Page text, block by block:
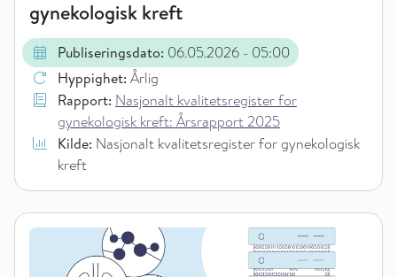
gynekologisk kreft
Publiseringsdato: 06.05.2026 - 05:00
Hyppighet: Årlig
Rapport: Nasjonalt kvalitetsregister for
gynekologisk kreft: Årsrapport 2025
Kilde: Nasjonalt kvalitetsregister for gynekologisk
kreft